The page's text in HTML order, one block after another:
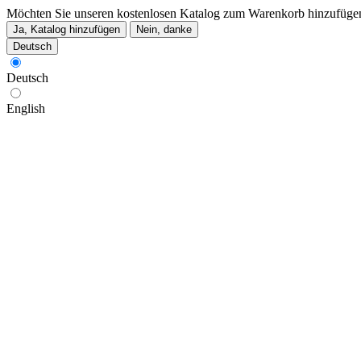
Möchten Sie unseren kostenlosen Katalog zum Warenkorb
Ja, Katalog hinzufügen
Nein, danke
Deutsch
Deutsch
English